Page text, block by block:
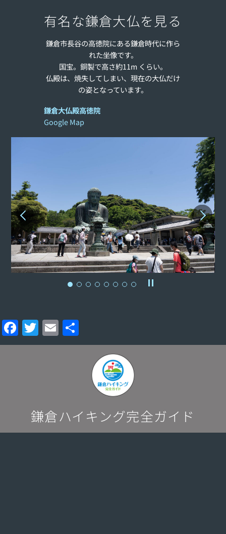
有名な鎌倉大仏を見る
鎌倉市長谷の高徳院にある鎌倉時代に作ら
れた坐像です。
国宝。銅製で高さ約11m くらい。
仏殿は、焼失してしまい、現在の大仏だけ
の姿となっています。
鎌倉大仏殿高徳院
Google Map
F
a
k
T
w
E
m 有
鎌倉ハイキング完全ガイド